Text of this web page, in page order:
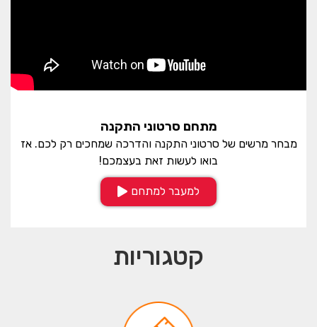
מתחם סרטוני התקנה
מבחר מרשים של סרטוני התקנה והדרכה שמחכים רק לכם. אז
בואו לעשות זאת בעצמכם!
למעבר למתחם
קטגוריות